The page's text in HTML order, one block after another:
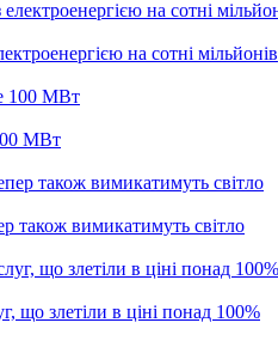
на сотні мільйонів
МВт
також вимикатимуть світло
що злетіли в ціні понад 100%